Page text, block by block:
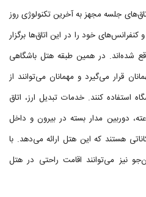
جلسه مجهز به آخرین تکنولوژی روز
کنفرانس‌های خود را در این اتاق‌ها برگزار
در طبقه ۳ هتل واقع شده‌اند. در همین طبقه هتل باشگاهی
قرار می‌گیرد و مهمانان می‌توانند از
این باشگاه استفاده کنند. خدمات تبدیل ارز، اتاق
کپی، فکس، نگهبانی ۲۴ ساعته، دوربین مدار بسته در بیرون و داخل
هستند که این هتل ارائه می‌دهد. با
نیز می‌توانند اقامت راحتی در هتل